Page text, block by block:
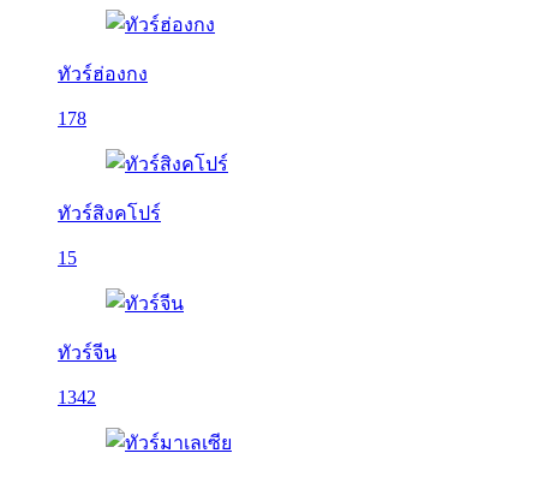
ทัวร์ฮ่องกง
178
ทัวร์สิงคโปร์
15
ทัวร์จีน
1342